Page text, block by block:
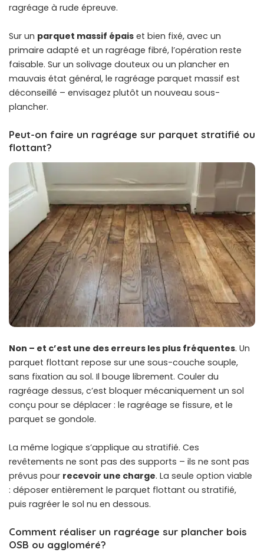
ragréage à rude épreuve.
Sur un parquet massif épais et bien fixé, avec un
primaire adapté et un ragréage fibré, l’opération reste
faisable. Sur un solivage douteux ou un plancher en
mauvais état général, le ragréage parquet massif est
déconseillé – envisagez plutôt un nouveau sous-
plancher.
Peut-on faire un ragréage sur parquet stratifié ou
flottant?
Non – et c’est une des erreurs les plus fréquentes. Un
parquet flottant repose sur une sous-couche souple,
sans fixation au sol. Il bouge librement. Couler du
ragréage dessus, c’est bloquer mécaniquement un sol
conçu pour se déplacer : le ragréage se fissure, et le
parquet se gondole.
La même logique s’applique au stratifié. Ces
revêtements ne sont pas des supports – ils ne sont pas
prévus pour recevoir une charge. La seule option viable
: déposer entièrement le parquet flottant ou stratifié,
puis ragréer le sol nu en dessous.
Comment réaliser un ragréage sur plancher bois
OSB ou aggloméré?